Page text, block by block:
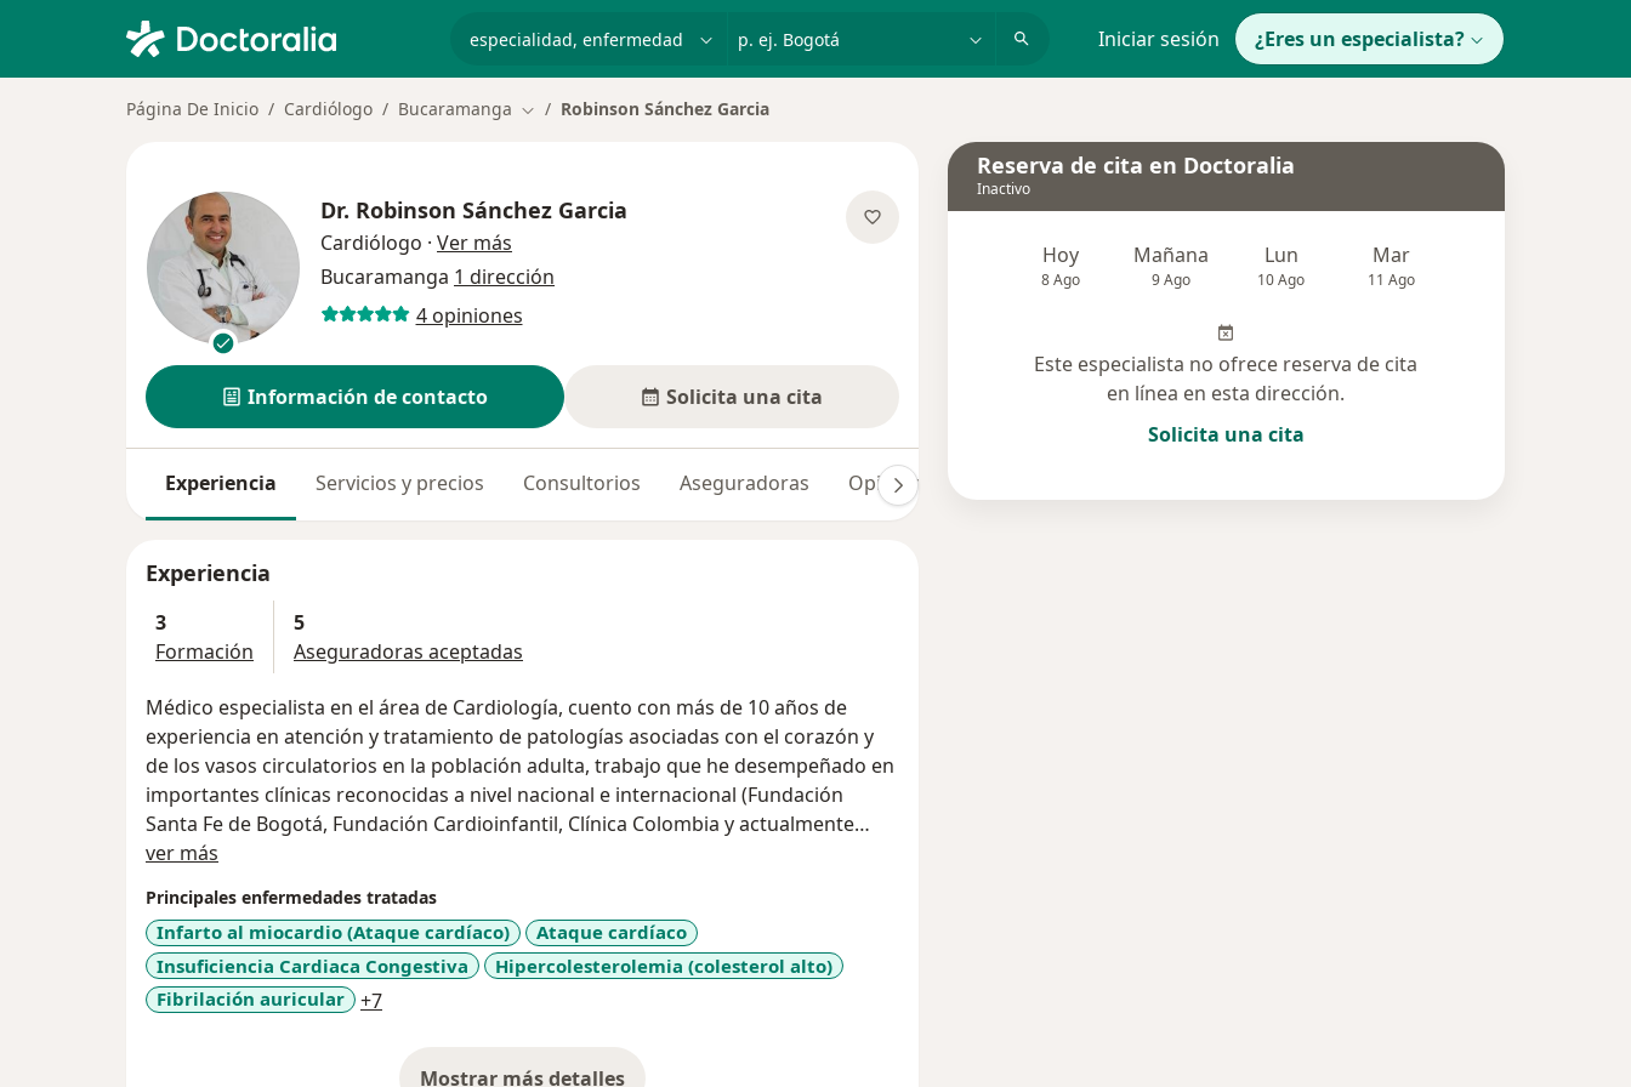
p. ej. Bogotá Iniciar sesión ¿Eres un especialista?
Página De Inicio Cardiólogo Bucaramanga Cambiar de ciudad
Robinson Sánchez Garcia
Dr. Robinson Sánchez Garcia
Cardiólogo · Ver más
Bucaramanga 1 dirección
4 opiniones
Información de contacto Solicita una cita
Experiencia Servicios y precios Consultorios Aseguradoras Opiniones (4)
Experiencia
3
Formación
5
Aseguradoras aceptadas
Médico especialista en el área de Cardiología, cuento con más de 10 años de
experiencia en atención y tratamiento de patologías asociadas con el corazón y
de los vasos circulatorios en la población adulta, trabajo que he desempeñado en
importantes clínicas reconocidas a nivel nacional e internacional (Fundación
Santa Fe de Bogotá, Fundación Cardioinfantil, Clínica Colombia y actualmente
Fundación Cardiovascular de Colombia)
mundial, por lo cual he participado en congresos nacionales e internacionales,
apoyo a la formación académica nacional como speaker de la industria
farmacéutica, me desempeño como instructor certificado por la American Heart
Association para los cursos de Reanimación Cardiopulmonar Básica y Avanzada
ver más
Principales enfermedades tratadas
Infarto al miocardio (Ataque cardíaco)
Ataque cardíaco
Insuficiencia Cardiaca Congestiva
Hipercolesterolemia (colesterol alto)
Fibrilación auricular
+7a11y_sr_more_diseases
Mostrar más detalles
Reserva de cita en Doctoralia
Inactivo
Hoy
8 Ago
Mañana
9 Ago
Lun
10 Ago
Mar
11 Ago
Este especialista no ofrece reserva de cita
en línea en esta dirección.
Solicita una cita